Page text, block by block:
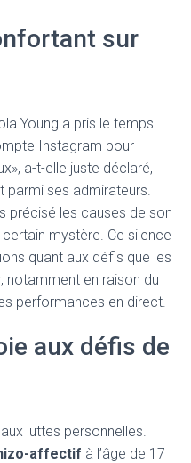
sur
Young a pris le temps
Instagram pour
a-t-elle juste déclaré,
parmi ses admirateurs.
précisé les causes de son
mystère. Ce silence
quant aux défis que les
notamment en raison du
performances en direct.
aux défis de
luttes personnelles.
affectif à l’âge de 17